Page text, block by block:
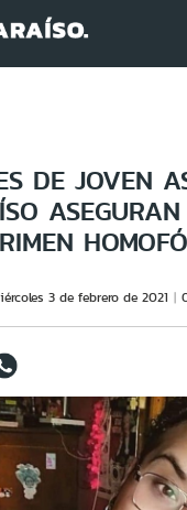
DE JOVEN
3 de febrero de 2021